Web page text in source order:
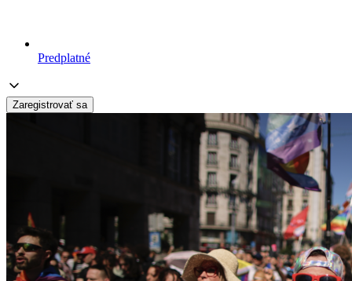
Predplatné
Zaregistrovať sa